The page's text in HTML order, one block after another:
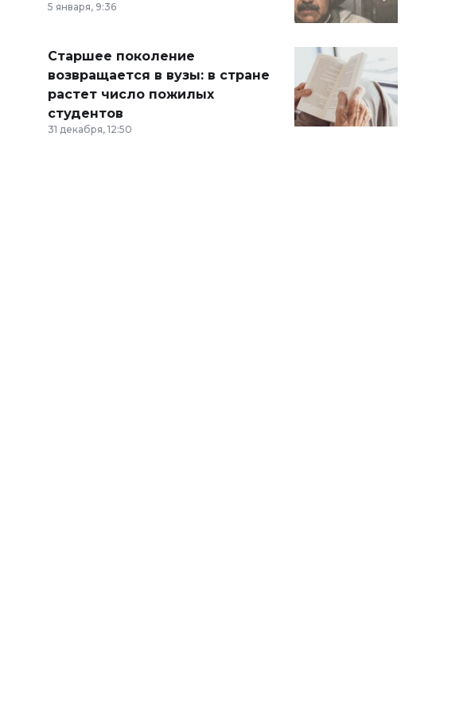
5 января, 9:36
Старшее поколение
возвращается в вузы: в стране
растет число пожилых
студентов
31 декабря, 12:50